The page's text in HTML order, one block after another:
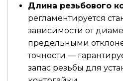
Длина резьбового
регламентируется
зависимости от
предельными
точности —
запас резьбы для